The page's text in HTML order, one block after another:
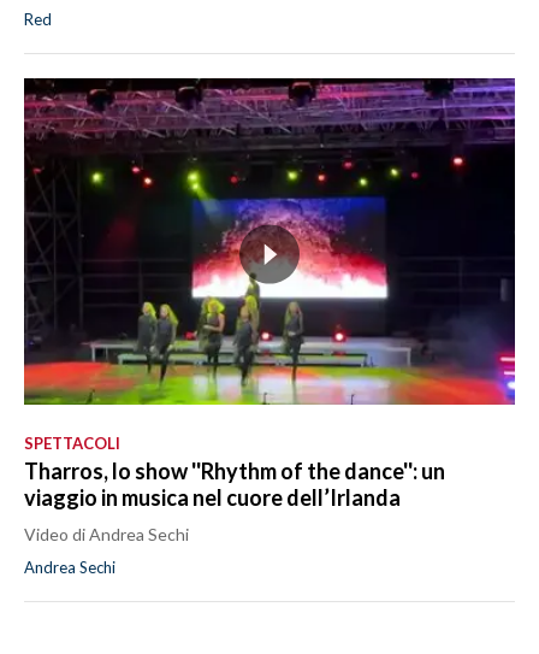
Red
SPETTACOLI
Tharros, lo show ''Rhythm of the dance'': un
viaggio in musica nel cuore dell’Irlanda
Video di Andrea Sechi
Andrea Sechi